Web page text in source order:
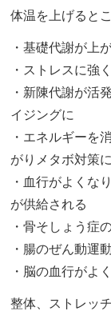
体温を上げると
・基礎代謝が上
・ストレスに強
・新陳代謝が活
イジングに
・エネルギーを
がりメタボ対策に
・血行がよくな
が供給される
・骨そしょう症
・腸のぜん動運
・脳の血行がよ
整体、ストレッ